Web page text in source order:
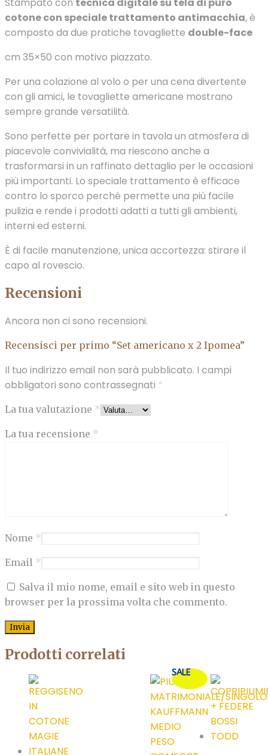
Stampato con tecnica digitale su tela di puro
cotone con speciale trattamento antimacchia, è
composto da due pratiche tovagliette double-face
cm 35×50 con motivo piazzato.
Per una colazione al volo o per una cena divertente
con gli amici, le tovagliette americane mostrano
sempre grande versatilità.
Sono perfette per portare in tavola un atmosfera di
piacevole convivialità, ma riescono anche a
trasformarsi in un raffinato dettaglio per le occasioni
più importanti. Lo speciale trattamento è efficace
contro lo sporco perché permette una più facile
pulizia e rende i prodotti adatti a tutti gli ambienti,
interni ed esterni.
È di facile manutenzione, unica accortezza: stirare il
capo al rovescio.
Recensioni
Ancora non ci sono recensioni.
Recensisci per primo “Set americano x 2 Ipomea”
Il tuo indirizzo email non sarà pubblicato. I campi
obbligatori sono contrassegnati *
La tua valutazione *
La tua recensione *
Nome *
Email *
Salva il mio nome, email e sito web in questo
browser per la prossima volta che commento.
Prodotti correlati
SALE